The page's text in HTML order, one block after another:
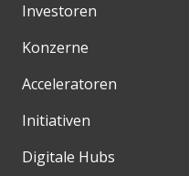
Investoren
Konzerne
Acceleratoren
Initiativen
Digitale Hubs